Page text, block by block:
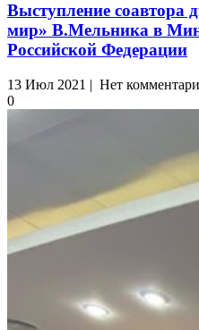
Выступление соавтора
мир» В.Мельника в
Российской Федерации
13 Июл 2021 | Нет
0